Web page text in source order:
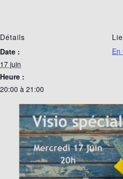
Détails
Date :
17 juin
Heure :
20:00 à 21:00
En